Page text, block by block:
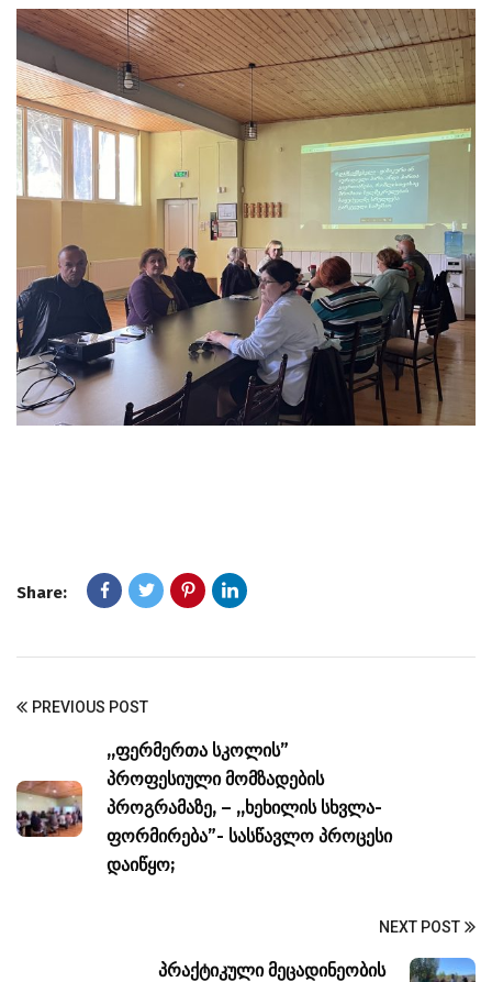
Share:
PREVIOUS POST
,,ფერმერთა სკოლის”
პროფესიული მომზადების
პროგრამაზე, – ,,ხეხილის სხვლა-
ფორმირება”- სასწავლო პროცესი
დაიწყო;
NEXT POST
პრაქტიკული მეცადინეობის